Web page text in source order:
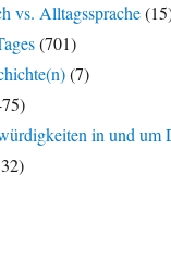
vs. Alltagssprache
(701)
(7)
in und um